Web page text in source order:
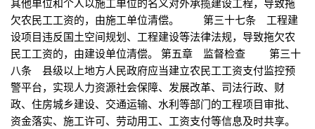
欠农民工工资的，由施工单位清偿。 第三十七条 工程建
设项目违反国土空间规划、工程建设等法律法规，导致拖欠农
民工工资的，由建设单位清偿。 第五章 监督检查 第三十
八条 县级以上地方人民政府应当建立农民工工资支付监控预
警平台，实现人力资源社会保障、发展改革、司法行政、财
政、住房城乡建设、交通运输、水利等部门的工程项目审批、
资金落实、施工许可、劳动用工、工资支付等信息及时共享。